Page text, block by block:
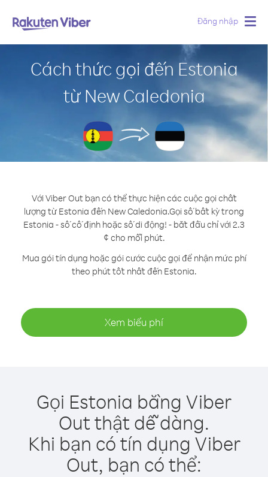
Đăng nhập
Cách thức gọi đến Estonia
từ New Caledonia
Với Viber Out bạn có thể thực hiện các cuộc gọi chất
lượng từ Estonia đến New Caledonia.Gọi số bất kỳ trong
Estonia - số cố định hoặc số di động! - bắt đầu chỉ với 2.3
¢ cho mỗi phút.
Mua gói tín dụng hoặc gói cước cuộc gọi để nhận mức phí
theo phút tốt nhất đến Estonia.
Xem biểu phí
Gọi Estonia bằng Viber
Out thật dễ dàng.
Khi bạn có tín dụng Viber
Out, bạn có thể: